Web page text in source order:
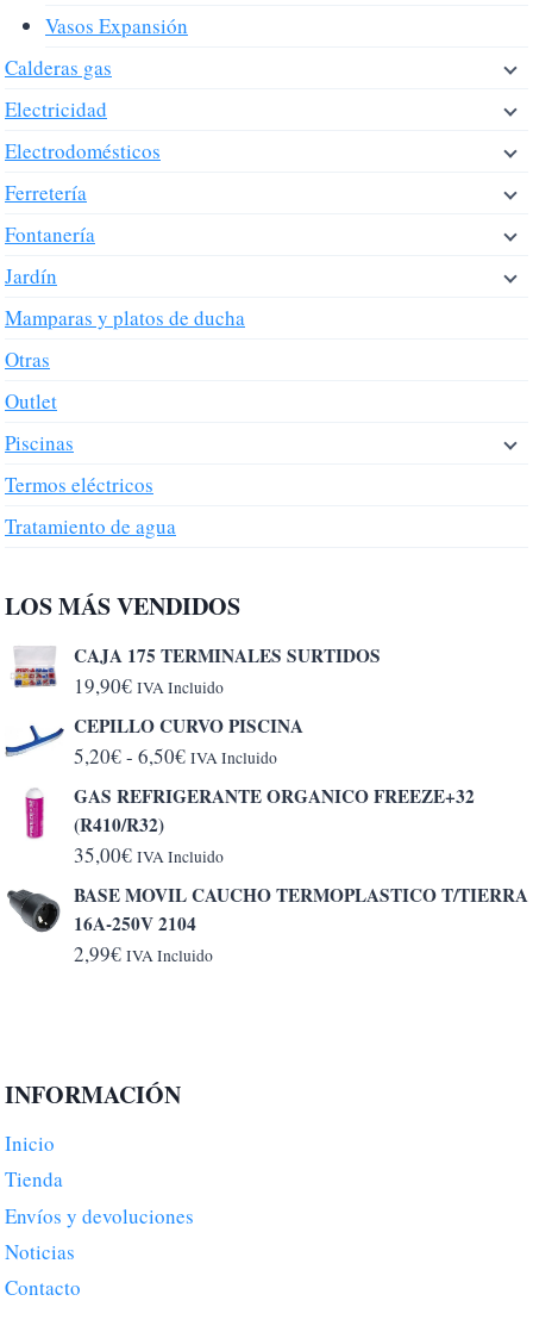
Vasos Expansión
Calderas gas
Electricidad
Electrodomésticos
Ferretería
Fontanería
Jardín
Mamparas y platos de ducha
Otras
Outlet
Piscinas
Termos eléctricos
Tratamiento de agua
LOS MÁS VENDIDOS
CAJA 175 TERMINALES SURTIDOS
19,90€ IVA Incluido
CEPILLO CURVO PISCINA
5,20€- 6,50€Rango
de
desde
5,20€
hasta
6,50€
IVA Incluido
GAS REFRIGERANTE ORGANICO FREEZE+32
(R410/R32)
35,00€ IVA Incluido
BASE MOVIL CAUCHO TERMOPLASTICO T/TIERRA
16A-250V 2104
2,99€ IVA Incluido
INFORMACIÓN
Inicio
Tienda
Envíos y devoluciones
Noticias
Contacto